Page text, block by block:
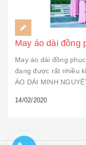
May áo dài đồng
đang được rất nhiều
ÁO DÀI MINH
14/02/2020